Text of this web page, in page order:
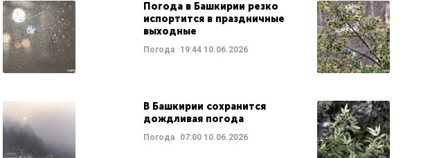
Погода в Башкирии резко
испортится в праздничные
выходные
Погода 19:4410.06.2026
В Башкирии сохранится
дождливая погода
Погода 07:0010.06.2026